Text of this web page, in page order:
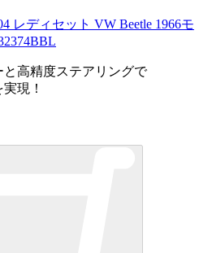
レディセット VW Beetle 1966モ
高精度ステアリングで
現！